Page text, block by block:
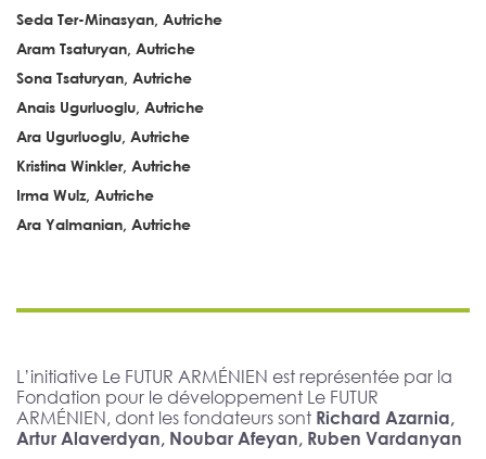
Seda Ter-Minasyan, Autriche
Aram Tsaturyan, Autriche
Sona Tsaturyan, Autriche
Anais Ugurluoglu, Autriche
Ara Ugurluoglu, Autriche
Kristina Winkler, Autriche
Irma Wulz, Autriche
Ara Yalmanian, Autriche
L’initiative Le FUTUR ARMÉNIEN est représentée par la
Fondation pour le développement Le FUTUR
ARMÉNIEN, dont les fondateurs sont Richard Azarnia,
Artur Alaverdyan, Noubar Afeyan, Ruben Vardanyan